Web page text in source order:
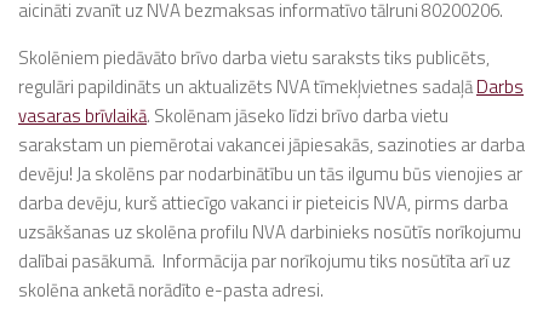
aicināti zvanīt uz NVA bezmaksas informatīvo tālruni 80200206.
Skolēniem piedāvāto brīvo darba vietu saraksts tiks publicēts,
regulāri papildināts un aktualizēts NVA tīmekļvietnes sadaļāDarbs
vasaras brīvlaikā. Skolēnam jāseko līdzi brīvo darba vietu
sarakstam un piemērotai vakancei jāpiesakās, sazinoties ar darba
devēju! Ja skolēns par nodarbinātību un tās ilgumu būs vienojies ar
darba devēju, kurš attiecīgo vakanci ir pieteicis NVA, pirms darba
uzsākšanas uz skolēna profilu NVA darbinieks nosūtīs norīkojumu
dalībai pasākumā. Informācija par norīkojumu tiks nosūtīta arī uz
skolēna anketā norādīto e-pasta adresi.